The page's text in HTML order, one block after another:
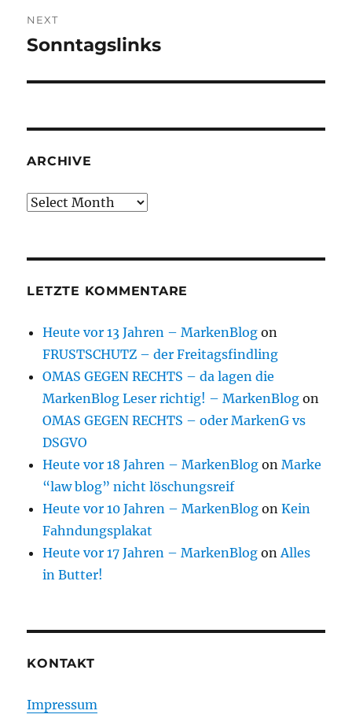
NEXT
Next
Sonntagslinks
ARCHIVE
Archive
LETZTE KOMMENTARE
Heute vor 13 Jahren – MarkenBlog on
FRUSTSCHUTZ – der Freitagsfindling
OMAS GEGEN RECHTS – da lagen die
MarkenBlog Leser richtig! – MarkenBlog on
OMAS GEGEN RECHTS – oder MarkenG vs
DSGVO
Heute vor 18 Jahren – MarkenBlog onMarke
“law blog” nicht löschungsreif
Heute vor 10 Jahren – MarkenBlog onKein
Fahndungsplakat
Heute vor 17 Jahren – MarkenBlog onAlles
in Butter!
KONTAKT
Impressum